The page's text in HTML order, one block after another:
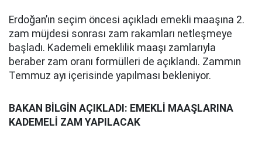
Erdoğan’ın seçim öncesi açıkladı emekli maaşına 2.
zam müjdesi sonrası zam rakamları netleşmeye
başladı. Kademeli emeklilik maaşı zamlarıyla
beraber zam oranı formülleri de açıklandı. Zammın
Temmuz ayı içerisinde yapılması bekleniyor.
BAKAN BİLGİN AÇIKLADI: EMEKLİ MAAŞLARINA
KADEMELİ ZAM YAPILACAK